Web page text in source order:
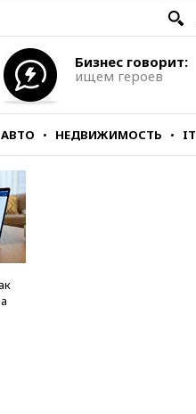
Бизнес говорит:
ищем героев
АВТО НЕДВИЖИМОСТЬ IT